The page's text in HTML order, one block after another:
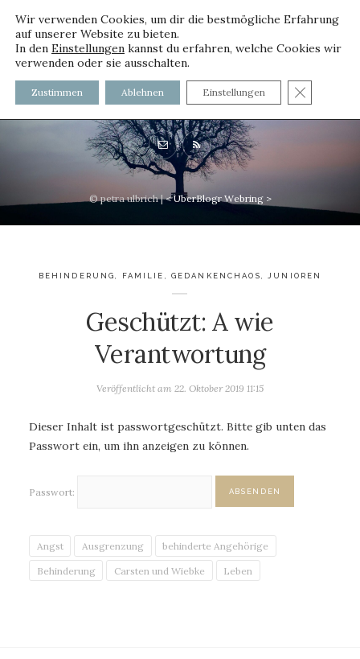
voller worte - mit und ohne
Innenfutter
© petra ulbrich |< UberBlogr Webring >
BEHINDERUNG, FAMILIE , GEDANKENCHAOS,JUNIOREN
Geschützt: A wie
Verantwortung
Veröffentlicht am 22. Oktober 2019 11:15
Dieser Inhalt ist passwortgeschützt. Bitte gib unten das
Passwort ein, um ihn anzeigen zu können.
Passwort:
Angst Ausgrenzung behinderte Angehörige
Behinderung Carsten und Wiebke Leben
Wir verwenden Cookies, um dir die bestmögliche Erfahrung
auf unserer Website zu bieten.
In den Einstellungen kannst du erfahren, welche Cookies wir
verwenden oder sie ausschalten.
Zustimmen Ablehnen Einstellungen GDPR